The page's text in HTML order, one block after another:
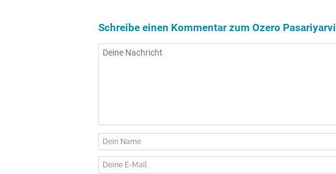
Schreibe einen Kommentar zum Ozero Pasariyarvi